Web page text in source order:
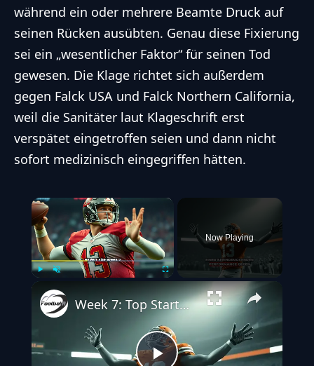
während ein oder mehrere Beamte Druck auf
seinen Rücken ausübten. Genau diese Fixierung
sei ein „wesentlicher Faktor“ für seinen Tod
gewesen. Die Klage richtet sich außerdem
gegen Falck USA und Falck Northern California,
weil die Sanitäter laut Klageschrift erst
verspätet eingetroffen seien und dann nicht
sofort medizinisch eingegriffen hätten.
×
Fullscreen
Now Playing
Week 7: Top Starter, Sits und vielversprechende Waiver Wire-Kandidaten